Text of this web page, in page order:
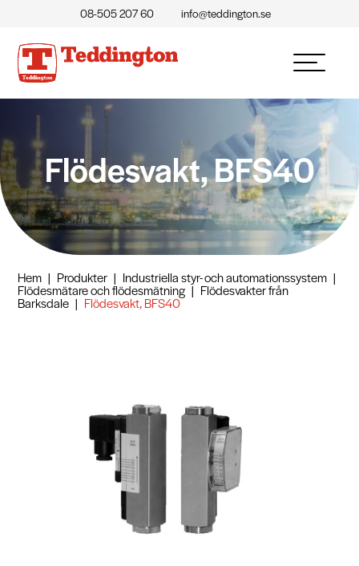
08-505 207 60 info@teddington.se
Flödesvakt, BFS40
Hem | Produkter | Industriella styr- och automationssystem |
Flödesmätare och flödesmätning | Flödesvakter från
Barksdale | Flödesvakt, BFS40